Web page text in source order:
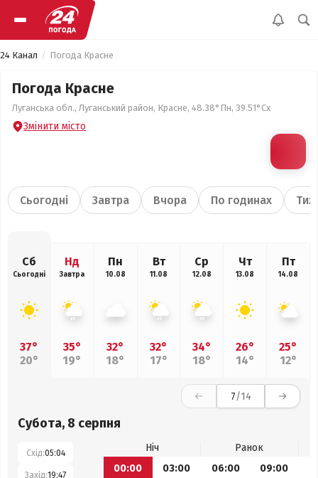
24 Канал Погода Красне
Погода Красне
Луганська обл., Луганський район, Красне, 48.38°Пн, 39.51°Сх
Змінити місто
Сьогодні Завтра Вчора По годинах
Сб
Сьогодні
37°
20°
Нд
Завтра
35°
19°
Пн
10.08
32°
18°
Вт
11.08
32°
17°
Ср
12.08
34°
18°
Чт
13.08
26°
14°
Пт
14.08
25°
12°
7/14
Субота, 8 серпня
Схід:05:04
Захід:19:47
Ніч
Ранок
00:00
03:00 06:00 09:00